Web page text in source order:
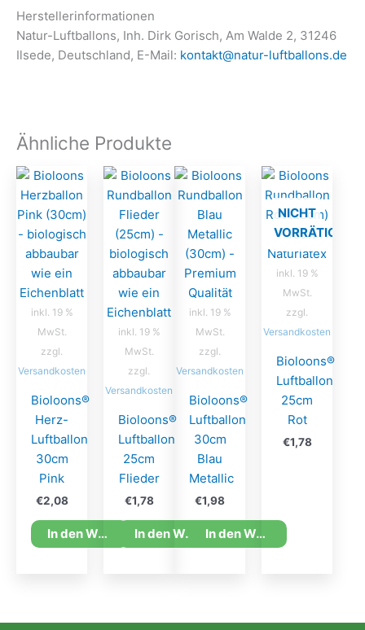
Herstellerinformationen
Natur-Luftballons, Inh. Dirk Gorisch, Am Walde 2, 31246
Ilsede, Deutschland, E-Mail: kontakt@natur-luftballons.de
Ähnliche Produkte
inkl. 19 %
MwSt.
zzgl.
Versandkosten
Bioloons®
Herz-
Luftballon
30cm
Pink
€2,08
In den Warenkorb
inkl. 19 %
MwSt.
zzgl.
Versandkosten
Bioloons®
Luftballon
25cm
Flieder
€1,78
In den Warenkorb
inkl. 19 %
MwSt.
zzgl.
Versandkosten
Bioloons®
Luftballon
30cm
Blau
Metallic
€1,98
In den Warenkorb
NICHT
VORRÄTIG
inkl. 19 %
MwSt.
zzgl.
Versandkosten
Bioloons®
Luftballon
25cm
Rot
€1,78